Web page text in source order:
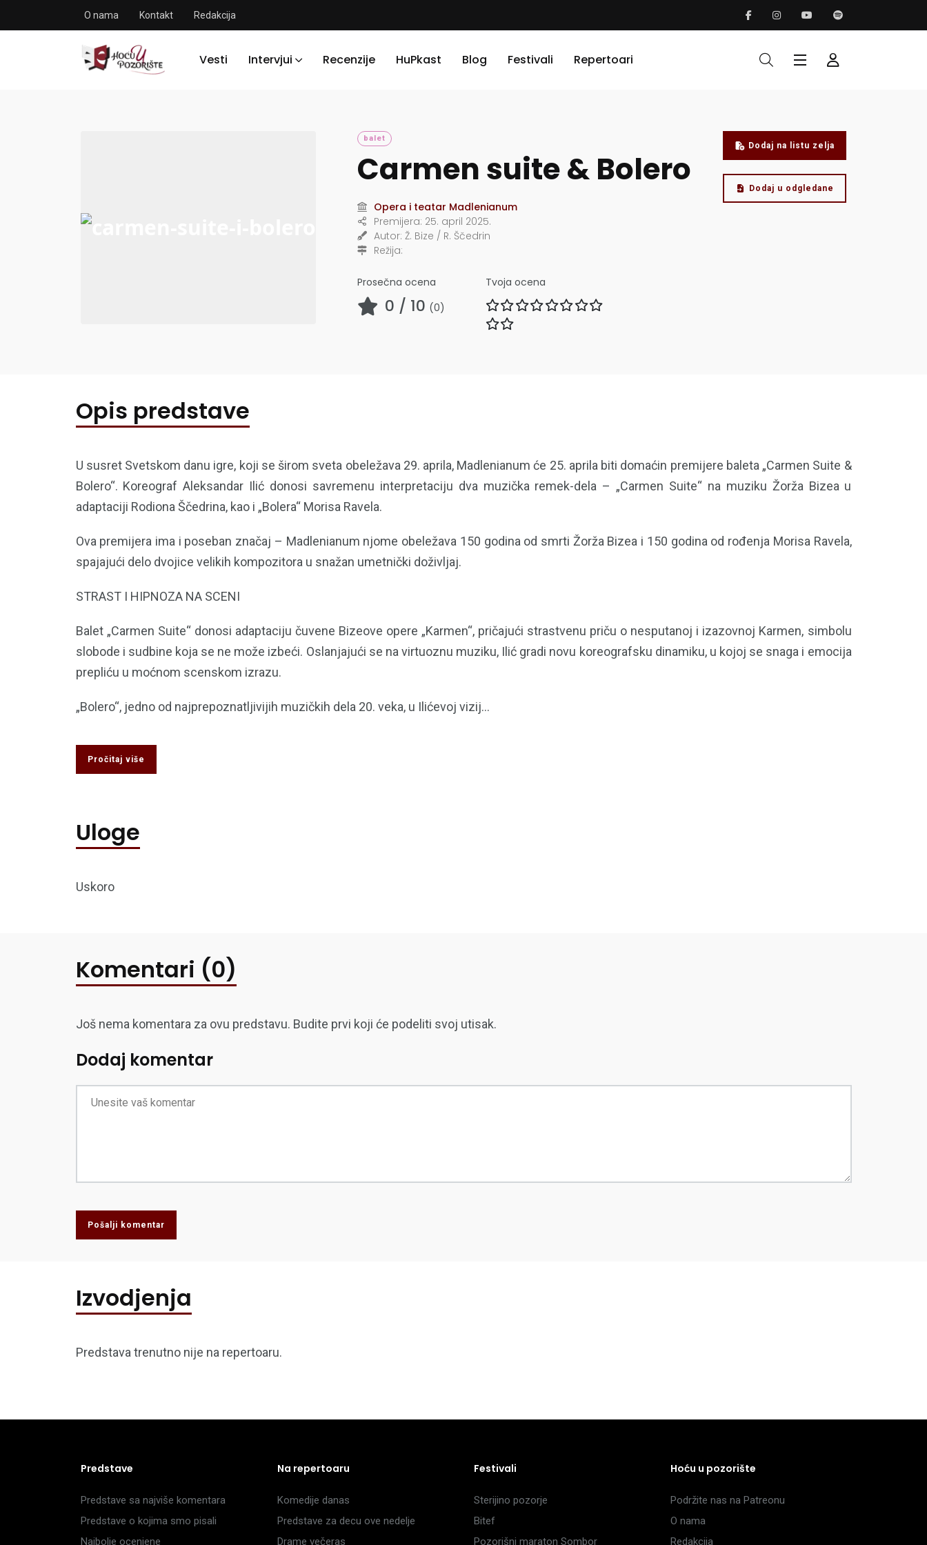
O nama Kontakt Redakcija
Vesti Intervjui Recenzije HuPkast Blog Festivali Repertoari
balet
Carmen suite & Bolero
Opera i teatar Madlenianum
Premijera: 25. april 2025.
Autor: Ž. Bize / R. Ščedrin
Režija:
Prosečna ocena
0 / 10 (0)
Tvoja ocena
Dodaj na listu zelja
Dodaj u odgledane
Opis predstave
U susret Svetskom danu igre, koji se širom sveta obeležava 29. aprila, Madlenianum će 25. aprila biti domaćin premijere baleta „Carmen Suite &
Bolero“. Koreograf Aleksandar Ilić donosi savremenu interpretaciju dva muzička remek-dela – „Carmen Suite“ na muziku Žorža Bizea u
adaptaciji Rodiona Ščedrina, kao i „Bolera“ Morisa Ravela.
Ova premijera ima i poseban značaj – Madlenianum njome obeležava 150 godina od smrti Žorža Bizea i 150 godina od rođenja Morisa Ravela,
spajajući delo dvojice velikih kompozitora u snažan umetnički doživljaj.
STRAST I HIPNOZA NA SCENI
Balet „Carmen Suite“ donosi adaptaciju čuvene Bizeove opere „Karmen“, pričajući strastvenu priču o nesputanoj i izazovnoj Karmen, simbolu
slobode i sudbine koja se ne može izbeći. Oslanjajući se na virtuoznu muziku, Ilić gradi novu koreografsku dinamiku, u kojoj se snaga i emocija
prepliću u moćnom scenskom izrazu.
„Bolero“, jedno od najprepoznatljivijih muzičkih dela 20. veka, u Ilićevoj vizij...
Pročitaj više
Uloge
Uskoro
Komentari (0)
Još nema komentara za ovu predstavu. Budite prvi koji će podeliti svoj utisak.
Dodaj komentar
Pošalji komentar
Izvodjenja
Predstava trenutno nije na repertoaru.
Predstave
Predstave sa najviše komentara
Predstave o kojima smo pisali
Najbolje ocenjene
Na repertoaru
Komedije danas
Predstave za decu ove nedelje
Drame večeras
Festivali
Sterijino pozorje
Bitef
Pozorišni maraton Sombor
Hoću u pozorište
Podržite nas na Patreonu
O nama
Redakcija